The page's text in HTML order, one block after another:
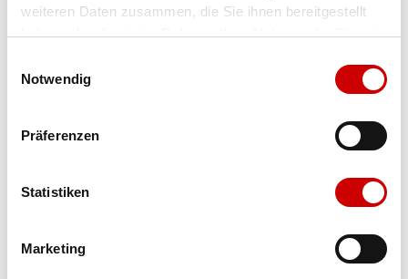
weiteren Daten zusammen, die Sie ihnen bereitgestellt
haben oder die sie im Rahmen Ihrer Nutzung der Dienste
Notwendig
Präferenzen
Statistiken
Marketing
IN DEN WARENKORB
Bis 17:00 Uhr bestellen: morgen geliefert - ab CHF 50.00